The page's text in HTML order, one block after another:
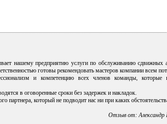
нашему предприятию услуги по обслуживанию сдвижных
готовы рекомендовать мастеров компании всем
и компетенцию всех членов команды, которые
в оговоренные сроки без задержек и накладок.
который не подводит нас ни при каких
Отзыв от: Александр